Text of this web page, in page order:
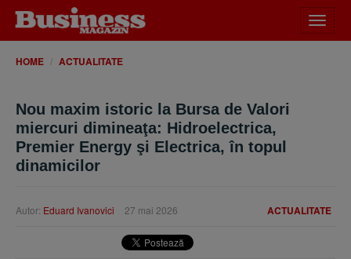
meniu
HOME ACTUALITATE
Nou maxim istoric la Bursa de Valori
miercuri dimineaţa: Hidroelectrica,
Premier Energy şi Electrica, în topul
dinamicilor
ACTUALITATE
Autor: Eduard Ivanovici 27 mai 2026